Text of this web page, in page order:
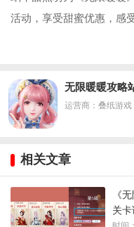
活动，享受甜蜜优惠，感
无限暖暖攻略
运营商：叠纸游戏
相关文章
《
关